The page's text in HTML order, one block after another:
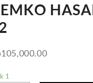
105,000.00
1